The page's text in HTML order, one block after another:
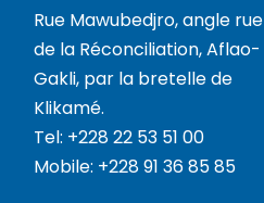
Rue Mawubedjro, angle rue
de la Réconciliation, Aflao-
Gakli, par la bretelle de
Klikamé.
Tel: +228 22 53 51 00
Mobile: +228 91 36 85 85